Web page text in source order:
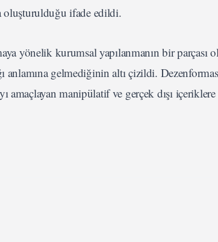
oluşturulduğu ifade edildi.
yönelik kurumsal yapılanmanın bir parçası
anlamına gelmediğinin altı çizildi.
manipülatif ve gerçek dışı